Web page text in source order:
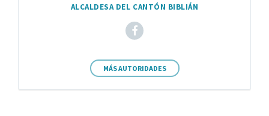
ALCALDESA DEL CANTÓN BIBLIÁN
MÁS AUTORIDADES